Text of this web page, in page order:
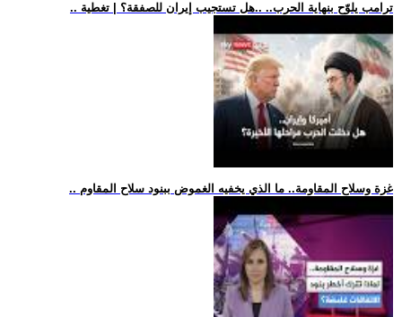
.. ترامب يلوّح بنهاية الحرب.. ..هل تستجيب إيران للصفقة؟ | تغطية
.. غزة وسلاح المقاومة.. ما الذي يخفيه الغموض ببنود سلاح المقاوم